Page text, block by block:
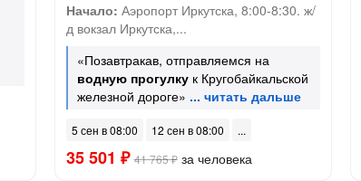
Начало: Аэропорт Иркутска, 8:00-8:30. ж/
д вокзал Иркутска,...
«Позавтракав, отправляемся на
водную прогулкук Кругобайкальской
железной дороге»
5 сен в 08:00 12 сен в 08:00
35 501 ₽ 41 765 ₽за человека